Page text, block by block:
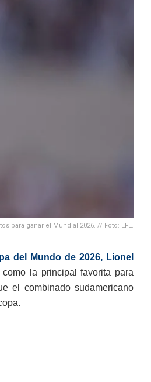
para ganar el Mundial 2026. // Foto: EFE.
del Mundo de 2026, Lionel
la principal favorita para
el combinado sudamericano